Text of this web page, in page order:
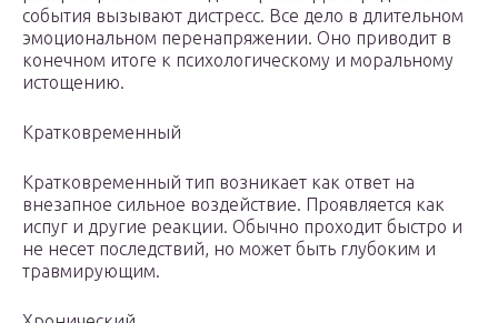
события вызывают дистресс. Все дело в длительном
эмоциональном перенапряжении. Оно приводит в
конечном итоге к психологическому и моральному
истощению.
Кратковременный
Кратковременный тип возникает как ответ на
внезапное сильное воздействие. Проявляется как
испуг и другие реакции. Обычно проходит быстро и
не несет последствий, но может быть глубоким и
травмирующим.